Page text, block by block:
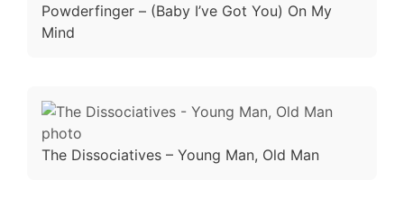
Powderfinger – (Baby I’ve Got You) On My
Mind
The Dissociatives – Young Man, Old Man